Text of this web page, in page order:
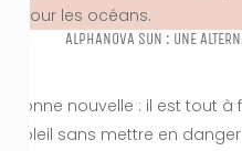
pour les océans.
ALPHANOVA SUN : UNE
Bonne nouvelle : il est tout
soleil sans mettre en